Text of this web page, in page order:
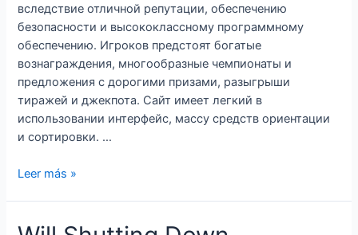
вследствие отличной репутации, обеспечению
безопасности и высококлассному программному
обеспечению. Игроков предстоят богатые
вознаграждения, многообразные чемпионаты и
предложения с дорогими призами, разыгрыши
тиражей и джекпота. Сайт имеет легкий в
использовании интерфейс, массу средств ориентации
и сортировки. …
Краткий
–
Leer más »